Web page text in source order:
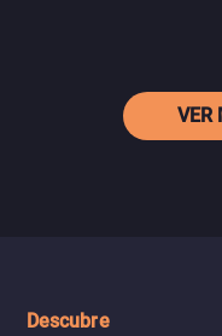
VER
Descubre